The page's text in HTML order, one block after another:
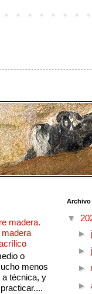
madera.
o
menos
a técnica, y
▼
►
►
►
►